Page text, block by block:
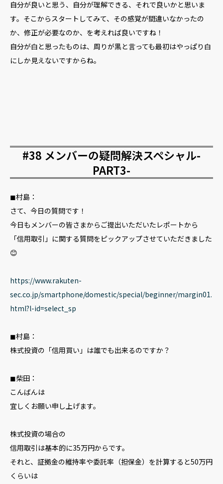
自分が良いと思う、自分が理解できる、それで良いかと思いま
す。そこからスタートしてみて、その感覚が間違いなかったの
か、修正が必要なのか、を考えれば良いですね！
自分が白と思ったものは、周りが黒と言っても最初はやっぱり白
にしか見えないですからね。
#38 メンバーの疑問解決スペシャル-
PART3-
◼︎村島：
さて、今日の質問です！
今日もメンバーの皆さまからご提出いただいたレポートから
「信用取引」に関する質問をピックアップさせていただきました
😊
https://www.rakuten-
sec.co.jp/smartphone/domestic/special/beginner/margin01.
html?l-id=select_sp
◼︎村島：
株式投資の「信用買い」は誰でも出来るのですか？
◼︎柴田：
こんばんは
宜しくお願い申し上げます。
株式投資の場合の
信用取引は基本的に35万円からです。
それと、証拠金の維持率や委託率（担保金）を計算すると50万円
くらいは